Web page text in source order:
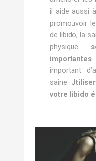
il aide aussi
promouvoir le
de libido, la
physique
importantes.
important
saine.
votre libido